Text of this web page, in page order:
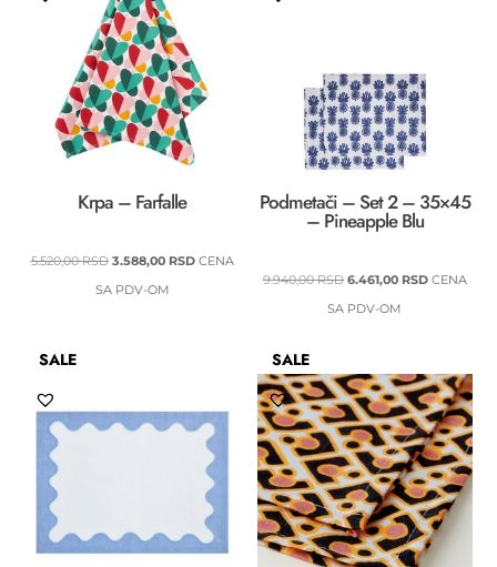
Krpa – Farfalle
5.520,00RSD ORIGINALNA
CENA
3.588,00 RSDTRENUTNA
CENA
SA PDV-OM
Podmetači – Set 2 – 35×45
– Pineapple Blu
9.940,00RSD ORIGINALNA
CENA
9.940,00 RSD.
6.461,00 RSDTRENUTNA
CENA
SA PDV-OM
SALE SALE